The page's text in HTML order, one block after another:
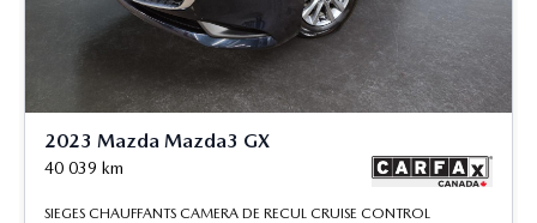
2023 Mazda Mazda3 GX
40 039 km
SIEGES CHAUFFANTS CAMERA DE RECUL CRUISE CONTROL